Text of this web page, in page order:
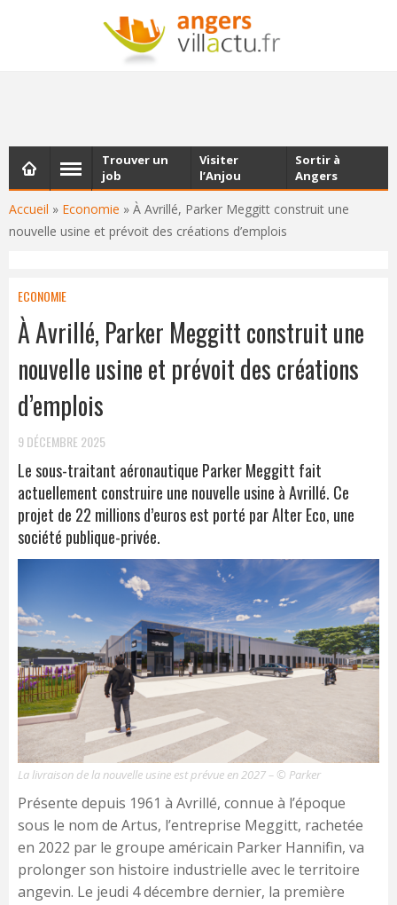
NEWSLETTER
Les dernières actualités d'Angers, chaque vendredi dans
Accueil » Economie » À Avrillé, Parker Meggitt construit une
nouvelle usine et prévoit des créations d’emplois
Trouver un
job
Visiter
l’Anjou
Sortir à
Angers
ECONOMIE
À Avrillé, Parker Meggitt construit une
nouvelle usine et prévoit des créations
d’emplois
9 DÉCEMBRE 2025
Le sous-traitant aéronautique Parker Meggitt fait
actuellement construire une nouvelle usine à Avrillé. Ce
projet de 22 millions d’euros est porté par Alter Eco, une
société publique-privée.
La livraison de la nouvelle usine est prévue en 2027 – © Parker
Présente depuis 1961 à Avrillé, connue à l’époque
sous le nom de Artus, l’entreprise Meggitt, rachetée
en 2022 par le groupe américain Parker Hannifin, va
prolonger son histoire industrielle avec le territoire
angevin. Le jeudi 4 décembre dernier, la première